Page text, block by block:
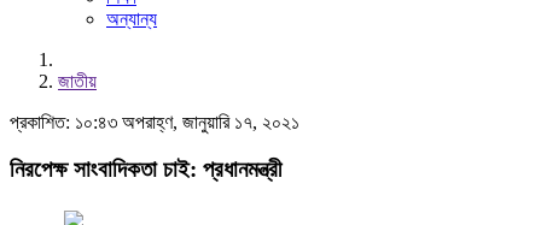
অন্যান্য
জাতীয়
প্রকাশিত: ১০:৪৩ অপরাহ্ণ, জানুয়ারি ১৭, ২০২১
নিরপেক্ষ সাংবাদিকতা চাই: প্রধানমন্ত্রী